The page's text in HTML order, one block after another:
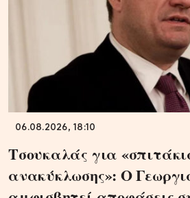
06.08.2026, 18:10
Τσουκαλάς για
ανακύκλωσης»: Ο